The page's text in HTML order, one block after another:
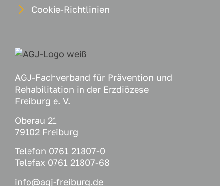
Cookie-Richtlinien
AGJ-Fachverband für Prävention und
Rehabilitation in der Erzdiözese
Freiburg e. V.
Oberau 21
79102 Freiburg
Telefon 0761 21807-0
Telefax 0761 21807-68
info@agj-freiburg.de